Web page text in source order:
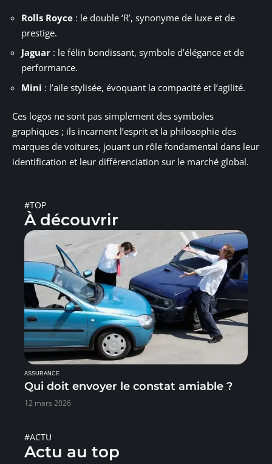
Rolls Royce : le double ‘R’, synonyme de luxe et de
prestige.
Jaguar : le félin bondissant, symbole d’élégance et de
performance.
Mini : l’aile stylisée, évoquant la compacité et l’agilité.
Ces logos ne sont pas simplement des symboles
graphiques ; ils incarnent l’esprit et la philosophie des
marques de voitures, jouant un rôle fondamental dans leur
identification et leur différenciation sur le marché global.
#TOP
À découvrir
ASSURANCE
Qui doit envoyer le constat amiable ?
12 mars 2026
#ACTU
Actu au top